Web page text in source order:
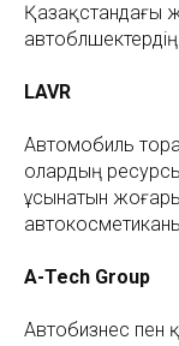
Қазақстандағы
LAVR
Автомобиль
олардың
ұсынатын
A-Tech Group
Автобизнес пен